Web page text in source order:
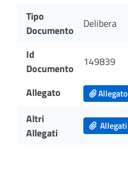
Tipo
Documento
Delibera
Id
Documento
149839
Allegato Allegato
Altri
Allegati
Allegati